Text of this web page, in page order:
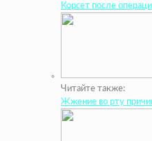
Корсет после
Читайте также:
Жжение во рту